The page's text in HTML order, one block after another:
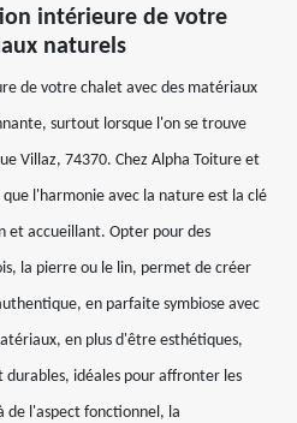
intérieure de votre
naturels
de votre chalet avec des matériaux
surtout lorsque l'on se trouve
Villaz, 74370. Chez Alpha Toiture et
l'harmonie avec la nature est la clé
et accueillant. Opter pour des
la pierre ou le lin, permet de créer
en parfaite symbiose avec
en plus d'être esthétiques,
idéales pour affronter les
de l'aspect fonctionnel, la